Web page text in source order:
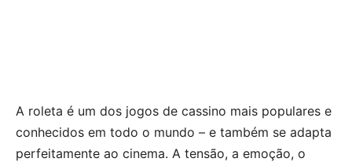
A roleta é um dos jogos de cassino mais populares e
conhecidos em todo o mundo – e também se adapta
perfeitamente ao cinema. A tensão, a emoção, o